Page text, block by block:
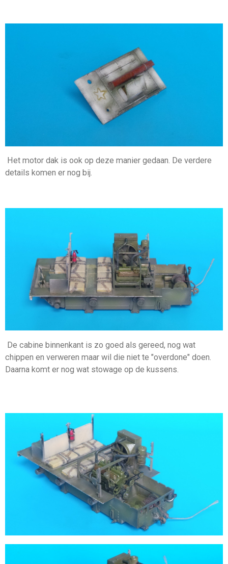
Het motor dak is ook op deze manier gedaan. De verdere
details komen er nog bij.
De cabine binnenkant is zo goed als gereed, nog wat
chippen en verweren maar wil die niet te "overdone" doen.
Daarna komt er nog wat stowage op de kussens.